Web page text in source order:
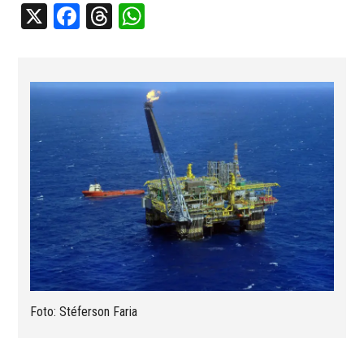
X Facebook
Threads
Foto: Stéferson Faria